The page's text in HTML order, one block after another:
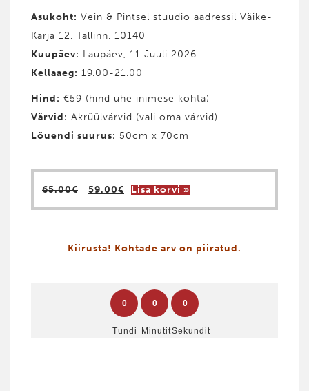
Asukoht: Vein & Pintsel stuudio aadressil Väike-
Karja 12, Tallinn, 10140
Kuupäev: Laupäev, 11 Juuli 2026
Kellaaeg: 19.00-21.00
Hind: €59 (hind ühe inimese kohta)
Värvid: Akrüülvärvid (vali oma värvid)
Lõuendi suurus: 50cm x 70cm
65.00€
Algne
hind
65.00€.
59.00€
Praegune
hind
59.00€.
Lisa korvi »
Kiirusta! Kohtade arv on piiratud.
0
Tundi
0
Minutit
0
Sekundit